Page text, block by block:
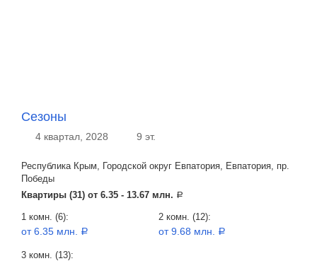
Сезоны
4 квартал, 2028 9 эт.
Республика Крым, Городской округ Евпатория, Евпатория, пр.
Победы
Квартиры (31) от 6.35 - 13.67 млн. a
1 комн. (6):
от 6.35 млн. a
2 комн. (12):
от 9.68 млн. a
3 комн. (13):